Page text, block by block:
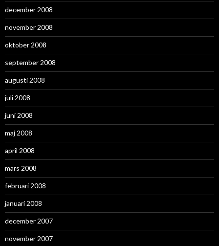
december 2008
november 2008
oktober 2008
september 2008
augusti 2008
juli 2008
juni 2008
maj 2008
april 2008
mars 2008
februari 2008
januari 2008
december 2007
november 2007